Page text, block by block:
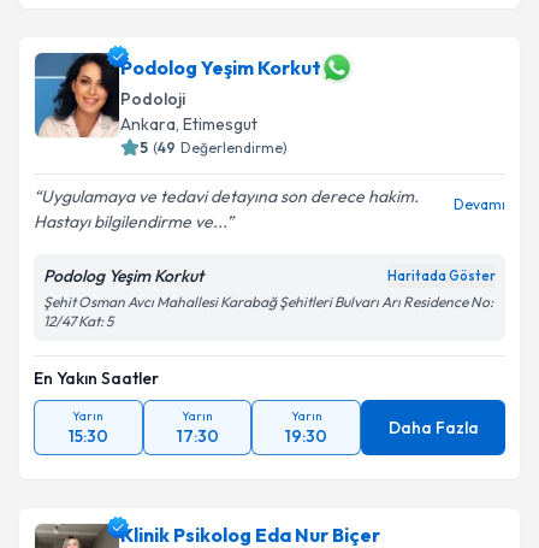
Podolog Yeşim Korkut
Podoloji
Ankara, Etimesgut
5 (49 Değerlendirme)
Uygulamaya ve tedavi detayına son derece hakim.
Hastayı bilgilendirme ve...
Devamı
Podolog Yeşim Korkut Haritada Göster
Şehit Osman Avcı Mahallesi Karabağ Şehitleri Bulvarı Arı Residence No:
12/47 Kat: 5
En Yakın Saatler
Yarın
15:30
Yarın
17:30
Yarın
19:30 Daha Fazla
Klinik Psikolog Eda Nur Biçer